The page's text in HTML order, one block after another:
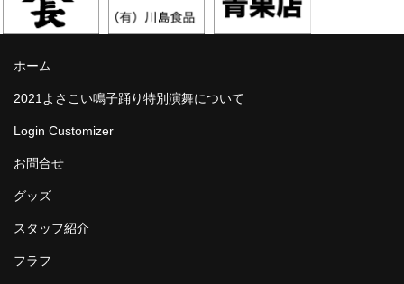
ホーム
2021よさこい鳴子踊り特別演舞について
Login Customizer
お問合せ
グッズ
スタッフ紹介
フラフ